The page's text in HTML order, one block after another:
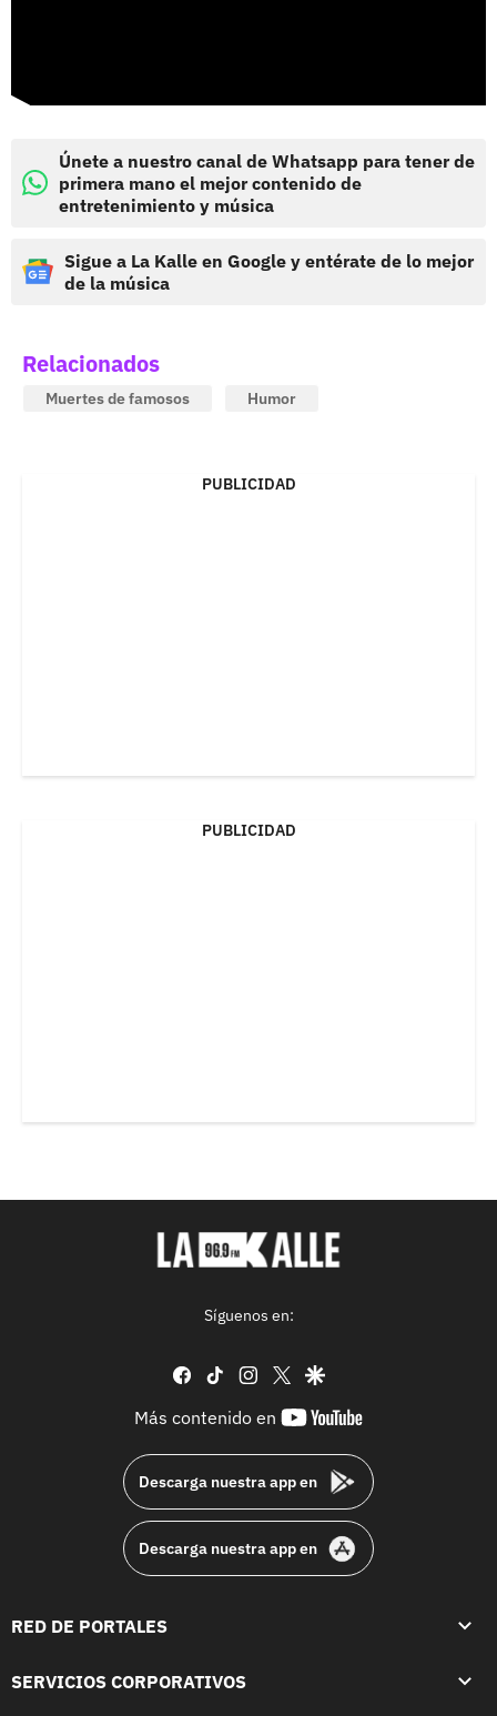
Únete a nuestro canal de Whatsapp para tener de
primera mano el mejor contenido de
entretenimiento y música
Sigue a La Kalle en Google y entérate de lo mejor
de la música
Relacionados
Muertes de famosos Humor
PUBLICIDAD
PUBLICIDAD
Síguenos en:
facebook
tiktok instagram
twittergoogle
Más contenido en
youtube-
Descarga nuestra app en
Descarga nuestra app en
RED DE PORTALES
SERVICIOS CORPORATIVOS